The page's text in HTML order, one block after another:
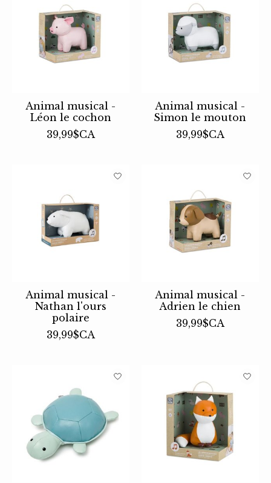
Animal musical -
Léon le cochon
39,99$CA
Animal musical -
Simon le mouton
39,99$CA
Animal musical -
Nathan l'ours
polaire
39,99$CA
Animal musical -
Adrien le chien
39,99$CA